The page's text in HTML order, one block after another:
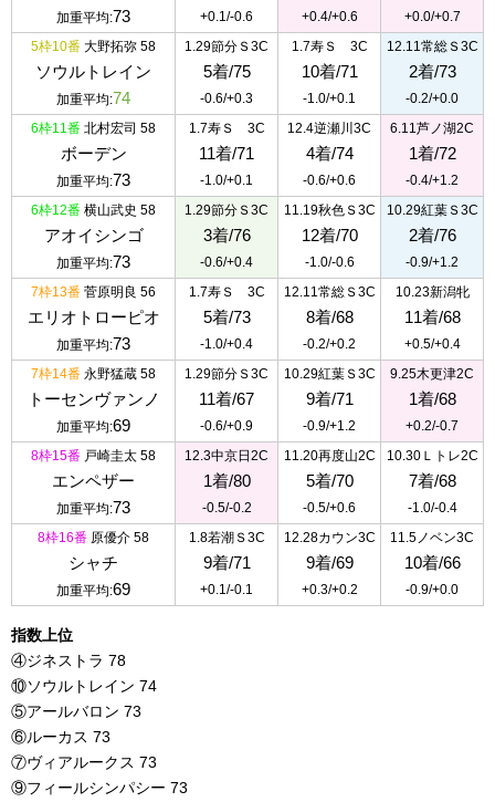
加重平均:73 +0.1/-0.6 +0.4/+0.6
+0.0/+0.7
5枠10番 大野拓弥 58
ソウルトレイン
加重平均:74
1.29節分Ｓ3C
5着/75
-0.6/+0.3
1.7寿Ｓ 3C
10着/71
-1.0/+0.1
12.11常総Ｓ3C
2着/73
-0.2/+0.0
6枠11番 北村宏司 58
ボーデン
加重平均:73
1.7寿Ｓ 3C
11着/71
-1.0/+0.1
12.4逆瀬川3C
4着/74
-0.6/+0.6
6.11芦ノ湖2C
1着/72
-0.4/+1.2
6枠12番 横山武史 58
アオイシンゴ
加重平均:73
1.29節分Ｓ3C
3着/76
-0.6/+0.4
11.19秋色Ｓ3C
12着/70
-1.0/-0.6
10.29紅葉Ｓ3C
2着/76
-0.9/+1.2
7枠13番 菅原明良 56
エリオトローピオ
加重平均:73
1.7寿Ｓ 3C
5着/73
-1.0/+0.4
12.11常総Ｓ3C
8着/68
-0.2/+0.2
10.23新潟牝
11着/68
+0.5/+0.4
7枠14番 永野猛蔵 58
トーセンヴァンノ
加重平均:69
1.29節分Ｓ3C
11着/67
-0.6/+0.9
10.29紅葉Ｓ3C
9着/71
-0.9/+1.2
9.25木更津2C
1着/68
+0.2/-0.7
8枠15番 戸崎圭太 58
エンペザー
加重平均:73
12.3中京日2C
1着/80
-0.5/-0.2
11.20再度山2C
5着/70
-0.5/+0.6
10.30Ｌトレ2C
7着/68
-1.0/-0.4
8枠16番 原優介 58
シャチ
加重平均:69
1.8若潮Ｓ3C
9着/71
+0.1/-0.1
12.28カウン3C
9着/69
+0.3/+0.2
11.5ノベン3C
10着/66
-0.9/+0.0
指数上位
④ジネストラ 78
⑩ソウルトレイン 74
⑤アールバロン 73
⑥ルーカス 73
⑦ヴィアルークス 73
⑨フィールシンパシー 73